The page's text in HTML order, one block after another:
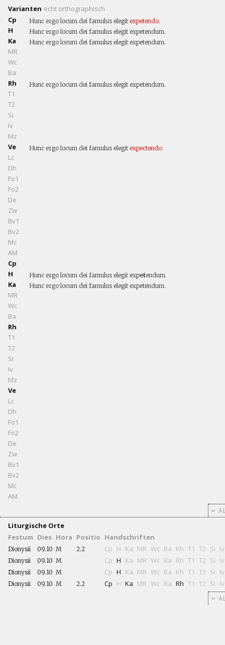
Varianten echt orthographisch
Cp
Hunc ergo locum dei famulus elegit expetendo.
H Hunc ergo locum dei famulus elegit expetendum.
Ka Hunc ergo locum dei famulus elegit expetendum.
MR
Wc
Ba
Rh
Hunc ergo locum dei famulus elegit expetendum.
T1
T2
Si
Iv
Mz
Ve
Hunc ergo locum dei famulus elegit expectendo.
Lc
Dh
Fo1
Fo2
De
Zw
Bv1
Bv2
Mc
AM
Cp
H
Hunc ergo locum dei famulus elegit expetendum.
Ka Hunc ergo locum dei famulus elegit expetendum.
MR
Wc
Ba
Rh
T1
T2
Si
Iv
Mz
Ve
Lc
Dh
Fo1
Fo2
De
Zw
Bv1
Bv2
Mc
AM
Liturgische Orte
Festum Dies Hora Positio Handschriften
Dionysii 09.10 M 2.2 Cp H Ka MR Wc Ba Rh T1 T2 Si Iv
Dionysii 09.10 M Cp H Ka MR Wc Ba Rh T1 T2 Si Iv
Dionysii 09.10 M Cp H Ka MR Wc Ba Rh T1 T2 Si Iv
Dionysii 09.10 M 2.2 Cp H Ka MR Wc Ba Rh T1 T2 Si Iv